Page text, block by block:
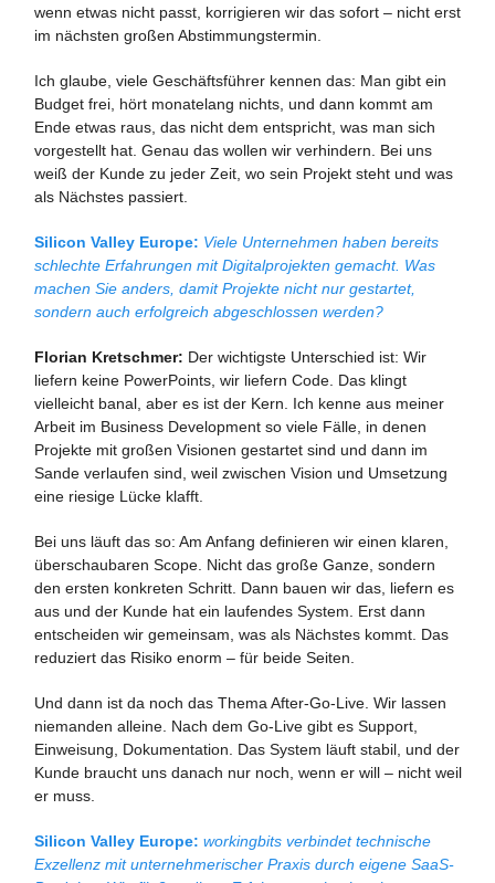
wenn etwas nicht passt, korrigieren wir das sofort – nicht erst
im nächsten großen Abstimmungstermin.
Ich glaube, viele Geschäftsführer kennen das: Man gibt ein
Budget frei, hört monatelang nichts, und dann kommt am
Ende etwas raus, das nicht dem entspricht, was man sich
vorgestellt hat. Genau das wollen wir verhindern. Bei uns
weiß der Kunde zu jeder Zeit, wo sein Projekt steht und was
als Nächstes passiert.
Silicon Valley Europe: Viele Unternehmen haben bereits
schlechte Erfahrungen mit Digitalprojekten gemacht. Was
machen Sie anders, damit Projekte nicht nur gestartet,
sondern auch erfolgreich abgeschlossen werden?
Florian Kretschmer: Der wichtigste Unterschied ist: Wir
liefern keine PowerPoints, wir liefern Code. Das klingt
vielleicht banal, aber es ist der Kern. Ich kenne aus meiner
Arbeit im Business Development so viele Fälle, in denen
Projekte mit großen Visionen gestartet sind und dann im
Sande verlaufen sind, weil zwischen Vision und Umsetzung
eine riesige Lücke klafft.
Bei uns läuft das so: Am Anfang definieren wir einen klaren,
überschaubaren Scope. Nicht das große Ganze, sondern
den ersten konkreten Schritt. Dann bauen wir das, liefern es
aus und der Kunde hat ein laufendes System. Erst dann
entscheiden wir gemeinsam, was als Nächstes kommt. Das
reduziert das Risiko enorm – für beide Seiten.
Und dann ist da noch das Thema After-Go-Live. Wir lassen
niemanden alleine. Nach dem Go-Live gibt es Support,
Einweisung, Dokumentation. Das System läuft stabil, und der
Kunde braucht uns danach nur noch, wenn er will – nicht weil
er muss.
Silicon Valley Europe: workingbits verbindet technische
Exzellenz mit unternehmerischer Praxis durch eigene SaaS-